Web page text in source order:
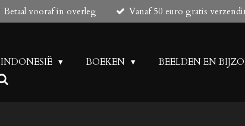
Betaal vooraf in overleg Vanaf 50 euro gratis
INDONESIË BOEKEN
BEELDEN EN